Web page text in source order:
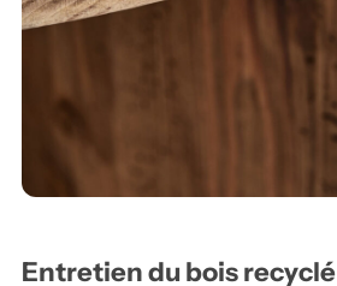
Entretien du bois recyclé